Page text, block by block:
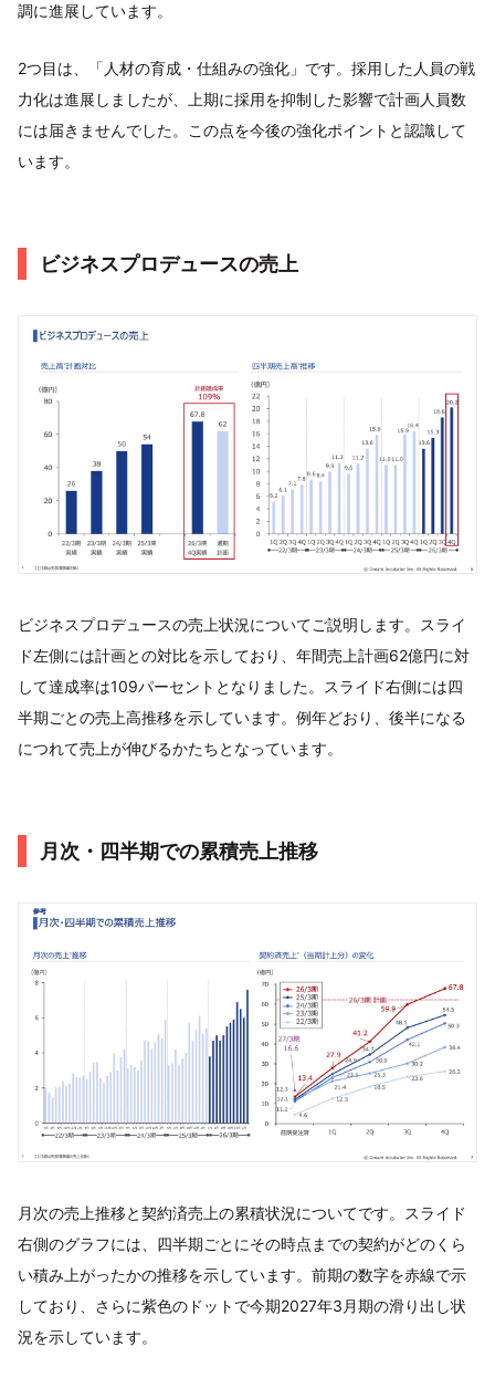
調に進展しています。
2つ目は、「人材の育成・仕組みの強化」です。採用した人員の戦
力化は進展しましたが、上期に採用を抑制した影響で計画人員数
には届きませんでした。この点を今後の強化ポイントと認識して
います。
ビジネスプロデュースの売上
ビジネスプロデュースの売上状況についてご説明します。スライ
ド左側には計画との対比を示しており、年間売上計画62億円に対
して達成率は109パーセントとなりました。スライド右側には四
半期ごとの売上高推移を示しています。例年どおり、後半になる
につれて売上が伸びるかたちとなっています。
月次・四半期での累積売上推移
月次の売上推移と契約済売上の累積状況についてです。スライド
右側のグラフには、四半期ごとにその時点までの契約がどのくら
い積み上がったかの推移を示しています。前期の数字を赤線で示
しており、さらに紫色のドットで今期2027年3月期の滑り出し状
況を示しています。